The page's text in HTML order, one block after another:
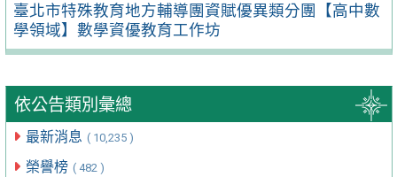
臺北市特殊教育地方輔導團資賦優異類分團【高中數
學領域】數學資優教育工作坊
依公告類別彙總
最新消息 ( 10,235 )
榮譽榜 ( 482 )